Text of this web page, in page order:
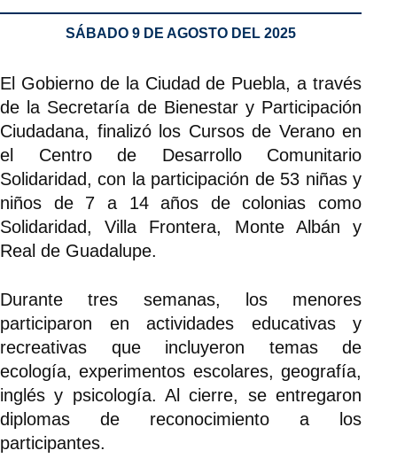
SÁBADO 9 DE AGOSTO DEL 2025
El Gobierno de la Ciudad de Puebla, a través
de la Secretaría de Bienestar y Participación
Ciudadana, finalizó los Cursos de Verano en
el Centro de Desarrollo Comunitario
Solidaridad, con la participación de 53 niñas y
niños de 7 a 14 años de colonias como
Solidaridad, Villa Frontera, Monte Albán y
Real de Guadalupe.
Durante tres semanas, los menores
participaron en actividades educativas y
recreativas que incluyeron temas de
ecología, experimentos escolares, geografía,
inglés y psicología. Al cierre, se entregaron
diplomas de reconocimiento a los
participantes.